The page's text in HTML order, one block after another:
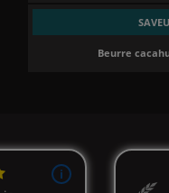
Beurre